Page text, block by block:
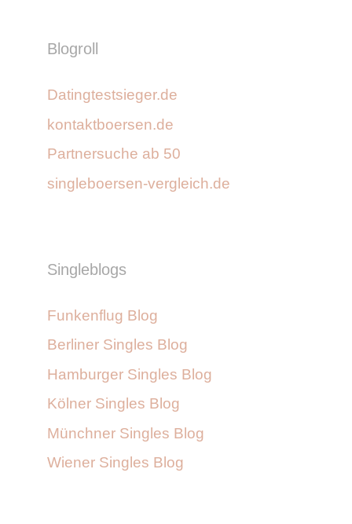
Blogroll
Datingtestsieger.de
kontaktboersen.de
Partnersuche ab 50
singleboersen-vergleich.de
Singleblogs
Funkenflug Blog
Berliner Singles Blog
Hamburger Singles Blog
Kölner Singles Blog
Münchner Singles Blog
Wiener Singles Blog